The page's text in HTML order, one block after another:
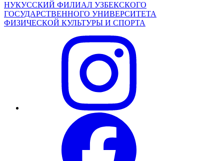
НУКУССКИЙ ФИЛИАЛ УЗБЕКСКОГО
ГОСУДАРСТВЕННОГО УНИВЕРСИТЕТА
ФИЗИЧЕСКОЙ КУЛЬТУРЫ И СПОРТА